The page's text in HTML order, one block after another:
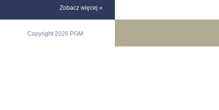
Zobacz więcej »
Copyright 2026 PGM